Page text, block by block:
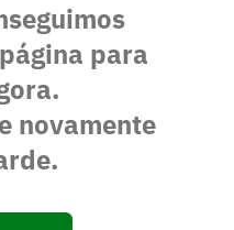
para
novamente